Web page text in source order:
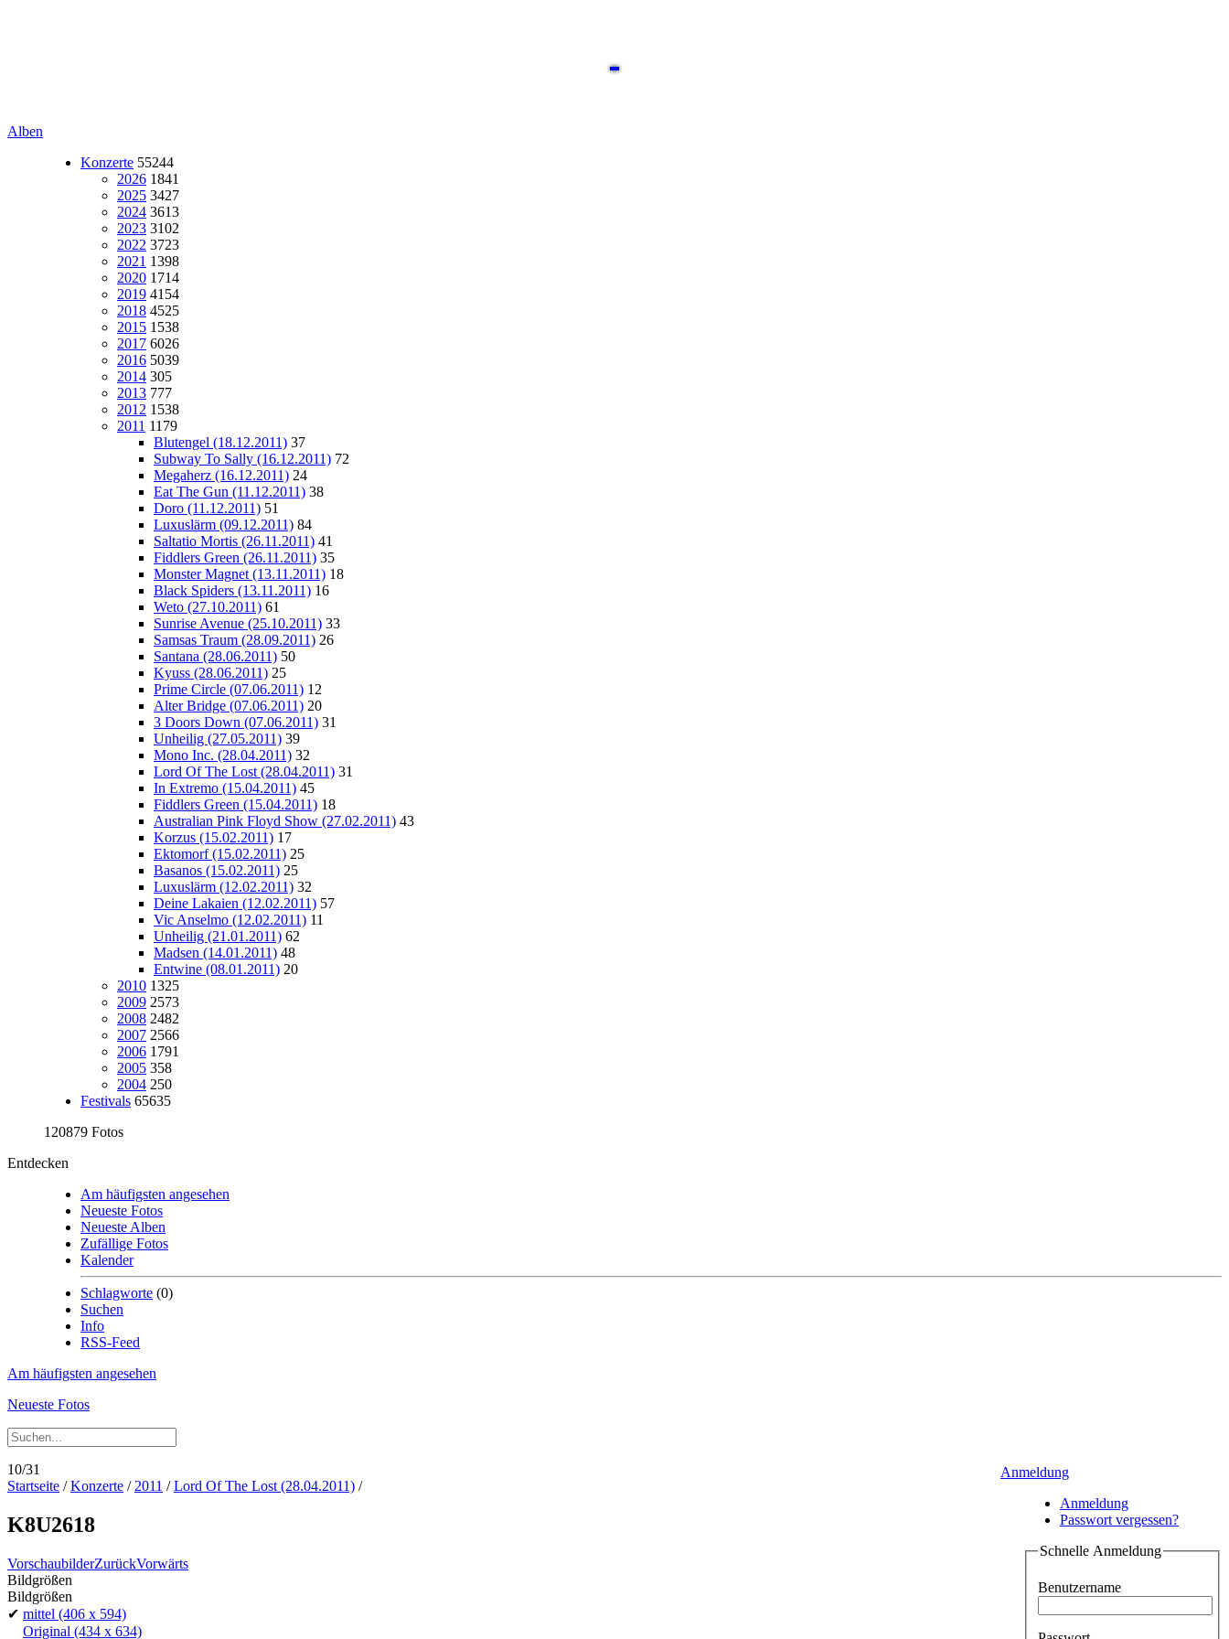
Alben
Konzerte 55244
2026 1841
2025 3427
2024 3613
2023 3102
2022 3723
2021 1398
2020 1714
2019 4154
2018 4525
2015 1538
2017 6026
2016 5039
2014 305
2013 777
2012 1538
2011 1179
Blutengel (18.12.2011) 37
Subway To Sally (16.12.2011) 72
Megaherz (16.12.2011) 24
Eat The Gun (11.12.2011) 38
Doro (11.12.2011) 51
Luxuslärm (09.12.2011) 84
Saltatio Mortis (26.11.2011) 41
Fiddlers Green (26.11.2011) 35
Monster Magnet (13.11.2011) 18
Black Spiders (13.11.2011) 16
Weto (27.10.2011) 61
Sunrise Avenue (25.10.2011) 33
Samsas Traum (28.09.2011) 26
Santana (28.06.2011) 50
Kyuss (28.06.2011) 25
Prime Circle (07.06.2011) 12
Alter Bridge (07.06.2011) 20
3 Doors Down (07.06.2011) 31
Unheilig (27.05.2011) 39
Mono Inc. (28.04.2011) 32
Lord Of The Lost (28.04.2011) 31
In Extremo (15.04.2011) 45
Fiddlers Green (15.04.2011) 18
Australian Pink Floyd Show (27.02.2011) 43
Korzus (15.02.2011) 17
Ektomorf (15.02.2011) 25
Basanos (15.02.2011) 25
Luxuslärm (12.02.2011) 32
Deine Lakaien (12.02.2011) 57
Vic Anselmo (12.02.2011) 11
Unheilig (21.01.2011) 62
Madsen (14.01.2011) 48
Entwine (08.01.2011) 20
2010 1325
2009 2573
2008 2482
2007 2566
2006 1791
2005 358
2004 250
Festivals 65635
120879 Fotos
Entdecken
Am häufigsten angesehen
Neueste Fotos
Neueste Alben
Zufällige Fotos
Kalender
Schlagworte (0)
Suchen
Info
RSS-Feed
Am häufigsten angesehen
Neueste Fotos
Anmeldung
Anmeldung
Passwort vergessen?
Schnelle Anmeldung
Benutzername
10/31
Startseite /Konzerte / 2011 /Lord Of The Lost (28.04.2011) /
K8U2618
VorschaubilderZurückVorwärts
Bildgrößen
Bildgrößen
✔ mittel (406 x 594)
Original (434 x 634)